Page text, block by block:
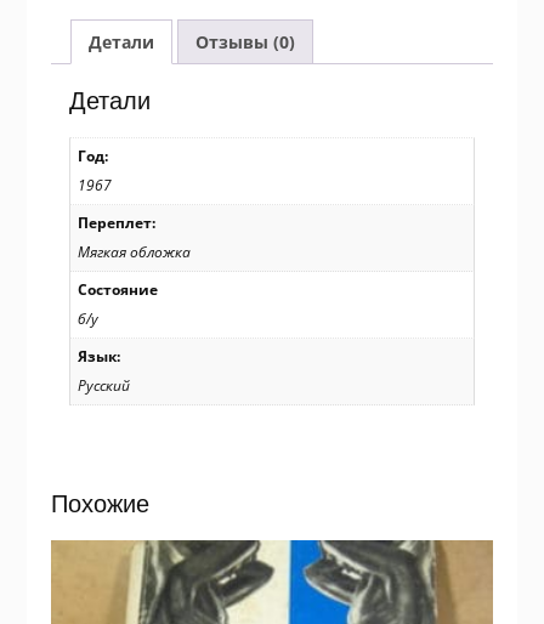
Хадимова
/p101Детали Отзывы (0)
Детали
Год:
1967
Переплет:
Мягкая обложка
Состояние
б/у
Язык:
Русский
Похожие